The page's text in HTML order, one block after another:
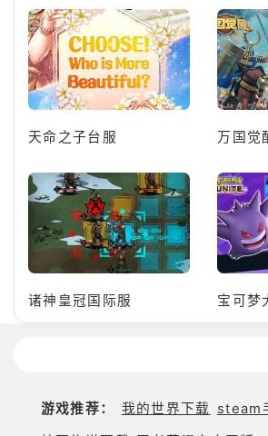
天命之子台服 万国觉
诸神皇冠国际服 宝可梦
游戏推荐： 我的世界下载 steam